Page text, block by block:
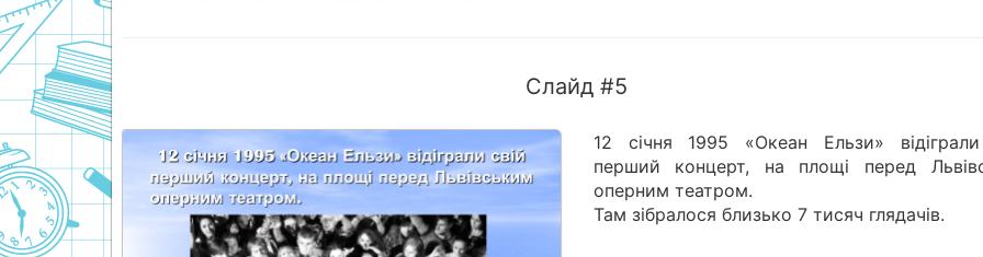
Слайд #5
12 січня 1995 «Океан Ельзи»
перший концерт, на площі перед
оперним театром.
Там зібралося близько 7 тисяч глядачів.